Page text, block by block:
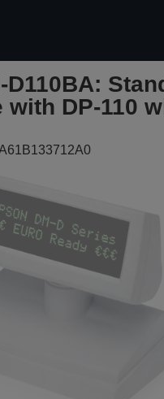
D110BA:
with DP-110